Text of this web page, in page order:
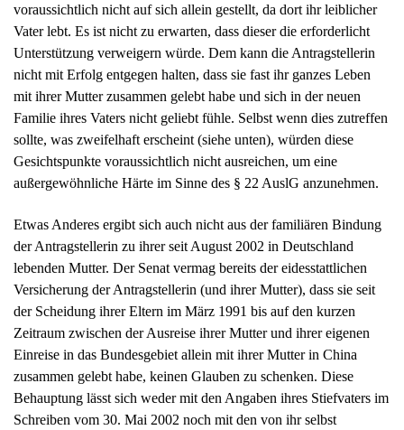
voraussichtlich nicht auf sich allein gestellt, da dort ihr leiblicher
Vater lebt. Es ist nicht zu erwarten, dass dieser die erforderlicht
Unterstützung verweigern würde. Dem kann die Antragstellerin
nicht mit Erfolg entgegen halten, dass sie fast ihr ganzes Leben
mit ihrer Mutter zusammen gelebt habe und sich in der neuen
Familie ihres Vaters nicht geliebt fühle. Selbst wenn dies zutreffen
sollte, was zweifelhaft erscheint (siehe unten), würden diese
Gesichtspunkte voraussichtlich nicht ausreichen, um eine
außergewöhnliche Härte im Sinne des § 22 AuslG anzunehmen.
Etwas Anderes ergibt sich auch nicht aus der familiären Bindung
der Antragstellerin zu ihrer seit August 2002 in Deutschland
lebenden Mutter. Der Senat vermag bereits der eidesstattlichen
Versicherung der Antragstellerin (und ihrer Mutter), dass sie seit
der Scheidung ihrer Eltern im März 1991 bis auf den kurzen
Zeitraum zwischen der Ausreise ihrer Mutter und ihrer eigenen
Einreise in das Bundesgebiet allein mit ihrer Mutter in China
zusammen gelebt habe, keinen Glauben zu schenken. Diese
Behauptung lässt sich weder mit den Angaben ihres Stiefvaters im
Schreiben vom 30. Mai 2002 noch mit den von ihr selbst